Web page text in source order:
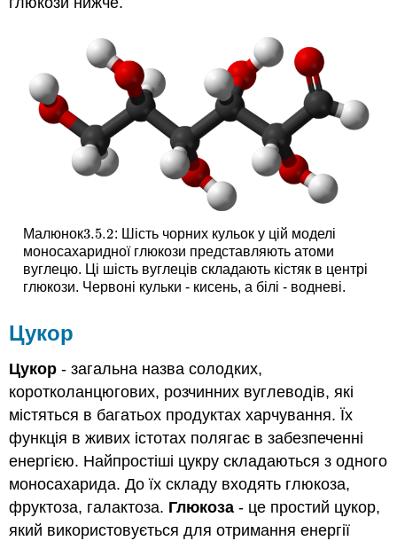
Малюнок3.5.2
3.5.2: Шість чорних кульок у цій моделі
моносахаридної глюкози представляють атоми
вуглецю. Ці шість вуглеців складають кістяк в центрі
глюкози. Червоні кульки - кисень, а білі - водневі.
Цукор
Цукор - загальна назва солодких,
коротколанцюгових, розчинних вуглеводів, які
містяться в багатьох продуктах харчування. Їх
функція в живих істотах полягає в забезпеченні
енергією. Найпростіші цукру складаються з одного
моносахарида. До їх складу входять глюкоза,
фруктоза, галактоза. Глюкоза - це простий цукор,
який використовується для отримання енергії